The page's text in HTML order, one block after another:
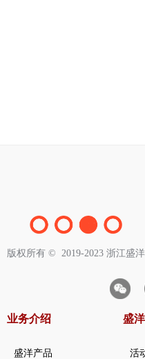
版权所有 ©  2019-2023 浙江盛
业务介绍
盛洋产品 活
盛